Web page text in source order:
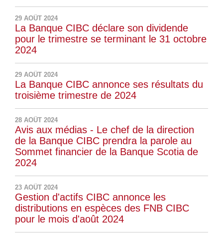
29 AOÛT 2024
La Banque CIBC déclare son dividende
pour le trimestre se terminant le 31 octobre
2024
29 AOÛT 2024
La Banque CIBC annonce ses résultats du
troisième trimestre de 2024
28 AOÛT 2024
Avis aux médias - Le chef de la direction
de la Banque CIBC prendra la parole au
Sommet financier de la Banque Scotia de
2024
23 AOÛT 2024
Gestion d'actifs CIBC annonce les
distributions en espèces des FNB CIBC
pour le mois d'août 2024